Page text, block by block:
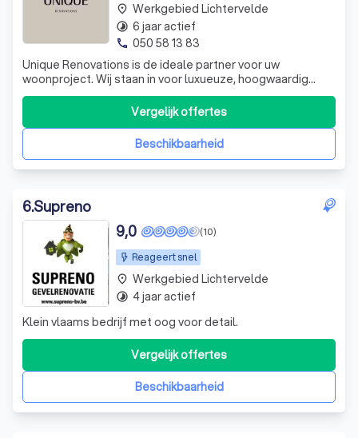
Unique Renovations is de ideale partner voor uw
woonproject. Wij staan in voor luxueuze, hoogwaardig
afgewerkte totaalrenovaties en interieurinrichting met
kwalitatieve, duurzame materialen. Daarnaast ontwerpen
en creëren wij designmeubelen op maat, bekleed in
Mortex. Van afbraakwerken tot elektric
Beschikbaarheid
Vergelijk offertes
place Werkgebied Lichtervelde
timelapse 6 jaar actief
phone 050 58 13 83
6.Supreno
Reageert snel
(10)
9,0
Klein vlaams bedrijf met oog voor detail.
Beschikbaarheid
Vergelijk offertes
place Werkgebied Lichtervelde
timelapse 4 jaar actief